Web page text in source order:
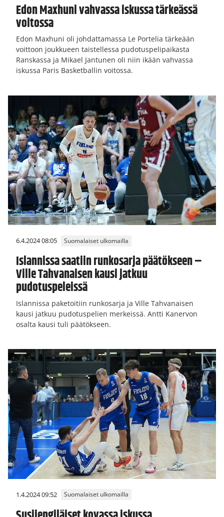
Edon Maxhuni vahvassa iskussa tärkeässä
voitossa
Edon Maxhuni oli johdattamassa Le Portelia tärkeään
voittoon joukkueen taistellessa pudotuspelipaikasta
Ranskassa ja Mikael Jantunen oli niin ikään vahvassa
iskussa Paris Basketballin voitossa.
6.4.2024 08:05 Suomalaiset ulkomailla
Islannissa saatiin runkosarja päätökseen –
Ville Tahvanaisen kausi jatkuu
pudotuspeleissä
Islannissa paketoitiin runkosarja ja Ville Tahvanaisen
kausi jatkuu pudotuspelien merkeissä. Antti Kanervon
osalta kausi tuli päätökseen.
1.4.2024 09:52 Suomalaiset ulkomailla